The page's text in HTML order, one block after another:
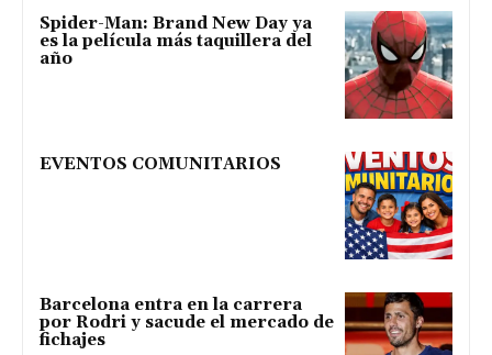
Spider-Man: Brand New Day ya
es la película más taquillera del
año
EVENTOS COMUNITARIOS
Barcelona entra en la carrera
por Rodri y sacude el mercado de
fichajes